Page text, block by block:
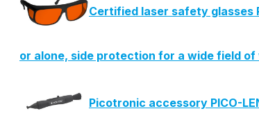
Certified laser safety glasses
or alone, side protection for a wide field
Picotronic accessory PICO-